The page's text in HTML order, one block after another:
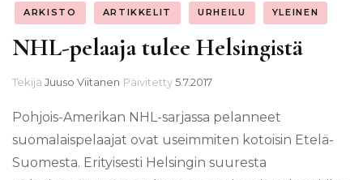
ARKISTO ARTIKKELIT URHEILU YLEINEN
NHL-pelaaja tulee Helsingistä
Tekijä Juuso Viitanen Päivitetty5.7.2017
Pohjois-Amerikan NHL-sarjassa pelanneet
suomalaispelaajat ovat useimmiten kotoisin Etelä-
Suomesta. Erityisesti Helsingin suuresta